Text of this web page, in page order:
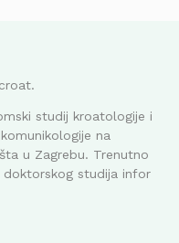
studij kroatologije i
na
u Zagrebu. Trenutno
studija infor